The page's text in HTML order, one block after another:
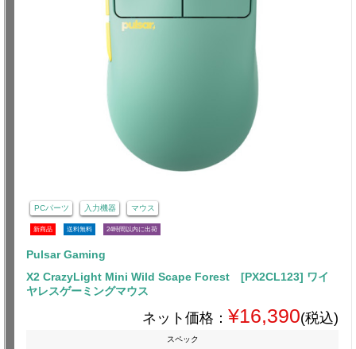
PCパーツ 入力機器 マウス
新商品 送料無料 24時間以内に出荷
Pulsar Gaming
X2 CrazyLight Mini Wild Scape Forest [PX2CL123] ワイ
ヤレスゲーミングマウス
ネット価格： ¥16,390(税込)
スペック